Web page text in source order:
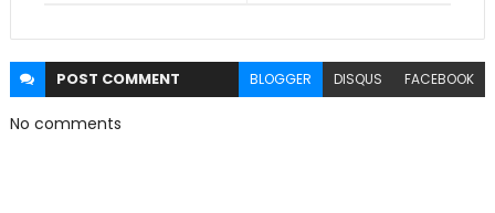
POST COMMENT BLOGGER DISQUS FACEBOOK
No comments